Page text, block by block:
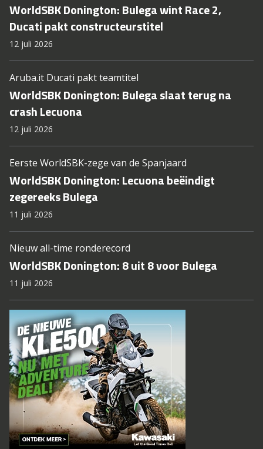
WorldSBK Donington: Bulega wint Race 2,
Ducati pakt constructeurstitel
12 juli 2026
Aruba.it Ducati pakt teamtitel
WorldSBK Donington: Bulega slaat terug na
crash Lecuona
12 juli 2026
Eerste WorldSBK-zege van de Spanjaard
WorldSBK Donington: Lecuona beëindigt
zegereeks Bulega
11 juli 2026
Nieuw all-time ronderecord
WorldSBK Donington: 8 uit 8 voor Bulega
11 juli 2026